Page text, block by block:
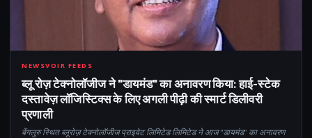
CM
NEWSVOIR FEEDS
ब्लू रोज़ टेक्नोलॉजीज ने "डायमंड" का अनावरण किया: हाई-स्टेक
दस्तावेज़ लॉजिस्टिक्स के लिए अगली पीढ़ी की स्मार्ट डिलीवरी
प्रणाली
बेंगलुरु स्थित ब्लूरोज़ टेक्नोलॉजीज प्राइवेट लिमिटेड लिमिटेड ने आज "डायमंड" का अनावरण